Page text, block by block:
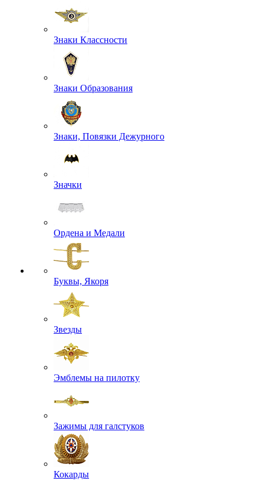
Знаки Классности
Знаки Образования
Знаки, Повязки Дежурного
Значки
Ордена и Медали
Буквы, Якоря
Звезды
Эмблемы на пилотку
Зажимы для галстуков
Кокарды